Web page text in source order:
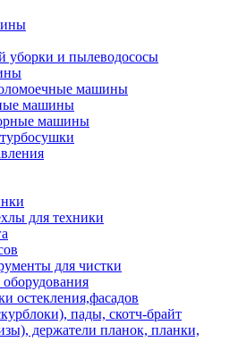
уборки и пылеводососы
машины
машины
машины
для техники
для чистки
остекления,фасадов
пады, скотч-брайт
держатели планок, планки,